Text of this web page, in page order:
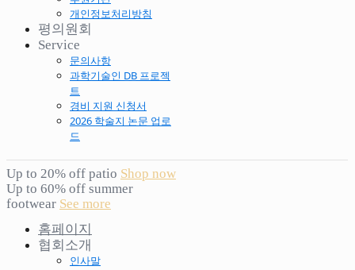
개인정보처리방침
평의원회
Service
문의사항
과학기술인 DB 프로젝
트
경비 지원 신청서
2026 학술지 논문 업로
드
Up to 20% off patio Shop now
Up to 60% off summer
footwear See more
홈페이지
협회소개
인사말